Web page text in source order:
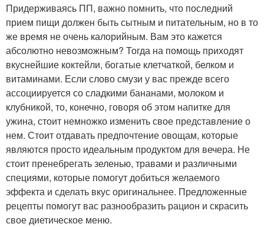
Придерживаясь ПП, важно помнить, что последний
прием пищи должен быть сытным и питательным, но в то
же время не очень калорийным. Вам это кажется
абсолютно невозможным? Тогда на помощь приходят
вкуснейшие коктейли, богатые клетчаткой, белком и
витаминами. Если слово смузи у вас прежде всего
ассоциируется со сладкими бананами, молоком и
клубникой, то, конечно, говоря об этом напитке для
ужина, стоит немножко изменить свое представление о
нем. Стоит отдавать предпочтение овощам, которые
являются просто идеальным продуктом для вечера. Не
стоит пренебрегать зеленью, травами и различными
специями, которые помогут добиться желаемого
эффекта и сделать вкус оригинальнее. Предложенные
рецепты помогут вас разнообразить рацион и скрасить
свое диетическое меню.